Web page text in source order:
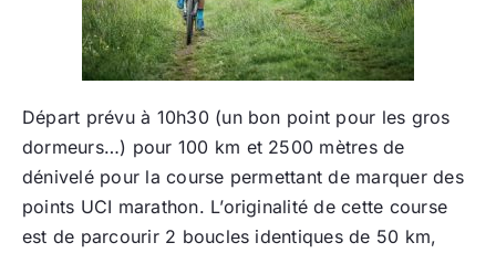
Départ prévu à 10h30 (un bon point pour les gros
dormeurs…) pour 100 km et 2500 mètres de
dénivelé pour la course permettant de marquer des
points UCI marathon. L’originalité de cette course
est de parcourir 2 boucles identiques de 50 km,